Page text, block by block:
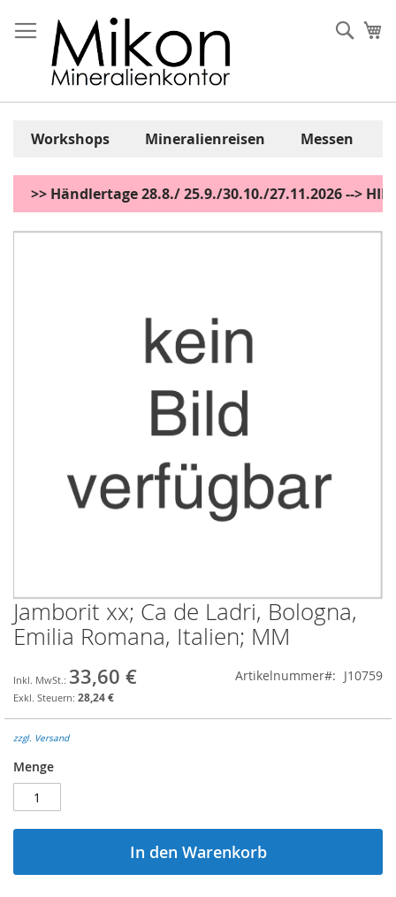
Inhalt
springen
Workshops Mineralienreisen Messen
>> Händlertage 28.8./ 25.9./30.10./27.11.2026 -->
Zum
Zum
Anfang
der
springen
Jamborit xx; Ca de Ladri, Bologna,
Emilia Romana, Italien; MM
33,60 €
28,24 €
Artikelnummer J10759
zzgl. Versand
Menge
In den Warenkorb